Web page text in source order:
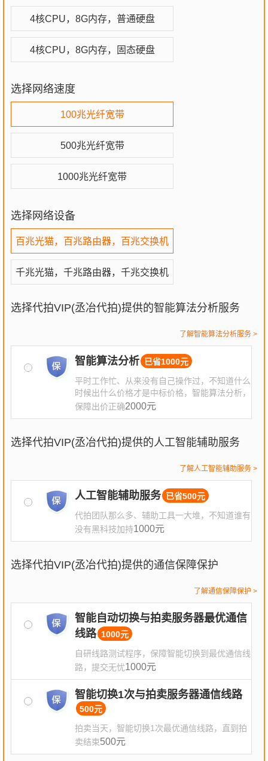
4核CPU，8G内存，普通硬盘
4核CPU，8G内存，固态硬盘
选择网络速度
100兆光纤宽带
500兆光纤宽带
1000兆光纤宽带
选择网络设备
百兆光猫，百兆路由器，百兆交换机
千兆光猫，千兆路由器，千兆交换机
选择代拍VIP(丞冶代拍)提供的智能算法分析服务
了解智能算法分析服务 >
√
智能算法分析 已省1000元
平时工作忙、从来没有自己操作过，不知道什么
时候出什么价格才是中标价格，智能算法分析，
保障出价正确2000元
选择代拍VIP(丞冶代拍)提供的人工智能辅助服务
了解人工智能辅助服务 >
√
人工智能辅助服务 已省500元
代拍团队那么多、辅助工具一大堆，不知道谁有
没有黑科技加持1000元
选择代拍VIP(丞冶代拍)提供的通信保障保护
了解通信保障保护 >
√
智能自动切换与拍卖服务器最优通信
线路 1000元
自研线路测试程序，保障智能切换到最优通信线
路，提交无忧1000元
√
智能切换1次与拍卖服务器通信线路
500元
拍卖当天，智能切换1次最优通信线路，直到拍
卖结束500元